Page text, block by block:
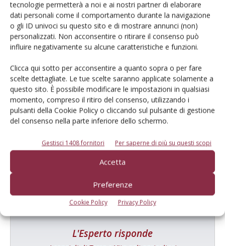
tecnologie permetterà a noi e ai nostri partner di elaborare
dati personali come il comportamento durante la navigazione
o gli ID univoci su questo sito e di mostrare annunci (non)
personalizzati. Non acconsentire o ritirare il consenso può
influire negativamente su alcune caratteristiche e funzioni.
Clicca qui sotto per acconsentire a quanto sopra o per fare
scelte dettagliate. Le tue scelte saranno applicate solamente a
questo sito. È possibile modificare le impostazioni in qualsiasi
momento, compreso il ritiro del consenso, utilizzando i
pulsanti della Cookie Policy o cliccando sul pulsante di gestione
del consenso nella parte inferiore dello schermo.
Gestisci 1408 fornitori Per saperne di più su questi scopi
Accetta
Preferenze
Cookie Policy Privacy Policy
E-magazine
Tecniche, prodotti e servizi dalle aziende
Catalogo Aziende e Prodotti
Un modo semplice per cercare un'azienda o un
L'Esperto risponde